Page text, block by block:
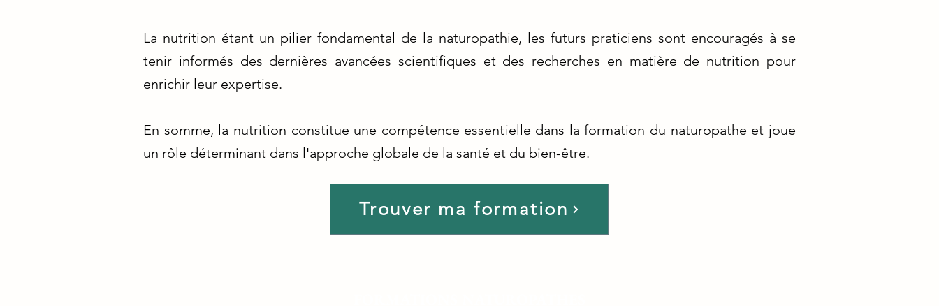
La nutrition étant un pilier fondamental de la naturopathie, les futurs praticiens sont encouragés à se
tenir informés des dernières avancées scientifiques et des recherches en matière de nutrition pour
enrichir leur expertise.
En somme, la nutrition constitue une compétence essentielle dans la formation du naturopathe et joue
un rôle déterminant dans l'approche globale de la santé et du bien-être.
Trouver ma formation